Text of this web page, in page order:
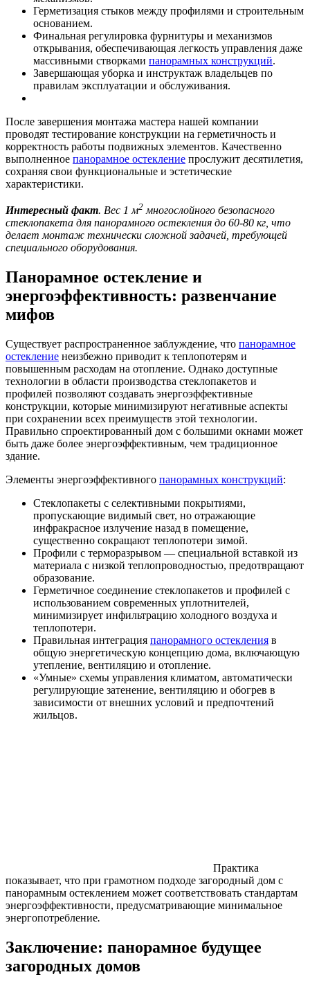
Герметизация стыков между профилями и строительным
основанием.
Финальная регулировка фурнитуры и механизмов
открывания, обеспечивающая легкость управления даже
массивными створками панорамных конструкций.
Завершающая уборка и инструктаж владельцев по
правилам эксплуатации и обслуживания.
После завершения монтажа мастера нашей компании
проводят тестирование конструкции на герметичность и
корректность работы подвижных элементов. Качественно
выполненное панорамное остекление прослужит десятилетия,
сохраняя свои функциональные и эстетические
характеристики.
Интересный факт. Вес 1 м2 многослойного безопасного
стеклопакета для панорамного остекления до 60-80 кг, что
делает монтаж технически сложной задачей, требующей
специального оборудования.
Панорамное остекление и
энергоэффективность: развенчание
мифов
Существует распространенное заблуждение, что панорамное
остекление неизбежно приводит к теплопотерям и
повышенным расходам на отопление. Однако доступные
технологии в области производства стеклопакетов и
профилей позволяют создавать энергоэффективные
конструкции, которые минимизируют негативные аспекты
при сохранении всех преимуществ этой технологии.
Правильно спроектированный дом с большими окнами может
быть даже более энергоэффективным, чем традиционное
здание.
Элементы энергоэффективного панорамных конструкций:
Стеклопакеты с селективными покрытиями,
пропускающие видимый свет, но отражающие
инфракрасное излучение назад в помещение,
существенно сокращают теплопотери зимой.
Профили с терморазрывом — специальной вставкой из
материала с низкой теплопроводностью, предотвращают
образование.
Герметичное соединение стеклопакетов и профилей с
использованием современных уплотнителей,
минимизирует инфильтрацию холодного воздуха и
теплопотери.
Правильная интеграция панорамного остекления в
общую энергетическую концепцию дома, включающую
утепление, вентиляцию и отопление.
«Умные» схемы управления климатом, автоматически
регулирующие затенение, вентиляцию и обогрев в
зависимости от внешних условий и предпочтений
жильцов.
Практика
показывает, что при грамотном подходе загородный дом с
панорамным остеклением может соответствовать стандартам
энергоэффективности, предусматривающие минимальное
энергопотребление.
Заключение: панорамное будущее
загородных домов